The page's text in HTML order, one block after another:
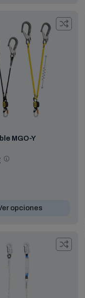
MGO-Y
opciones